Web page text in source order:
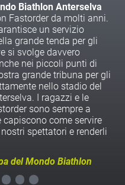
Biathlon Anterselva
Fastorder da molti anni.
un servizio
grande tenda per gli
si svolge davvero
nei piccoli punti di
grande tribuna per gli
nello stadio del
I ragazzi e le
sono sempre a
capiscono come servire
spettatori e renderli
del Mondo Biathlon